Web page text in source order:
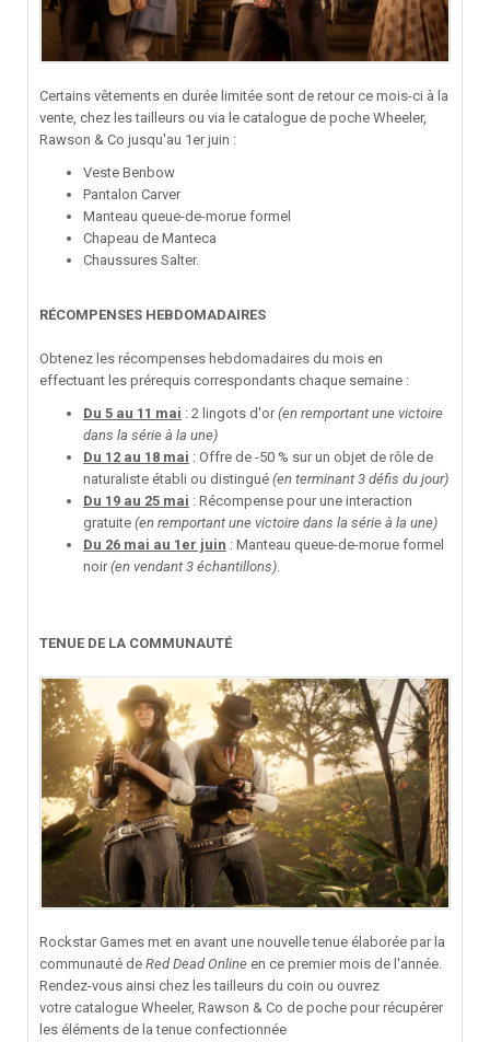
Certains vêtements en durée limitée sont de retour ce mois-ci à la
vente, chez les tailleurs ou via le catalogue de poche Wheeler,
Rawson & Co jusqu'au 1er juin :
Veste Benbow
Pantalon Carver
Manteau queue-de-morue formel
Chapeau de Manteca
Chaussures Salter.
RÉCOMPENSES HEBDOMADAIRES
Obtenez les récompenses hebdomadaires du mois en
effectuant les prérequis correspondants chaque semaine :
Du 5 au 11 mai : 2 lingots d'or(en remportant une victoire
dans la série à la une)
Du 12 au 18 mai : Offre de -50 % sur un objet de rôle de
naturaliste établi ou distingué (en terminant 3 défis du jour)
Du 19 au 25 mai : Récompense pour une interaction
gratuite (en remportant une victoire dans la série à la une)
Du 26 mai au 1er juin : Manteau queue-de-morue formel
noir(en vendant 3 échantillons).
TENUE DE LA COMMUNAUTÉ
Rockstar Games met en avant une nouvelle tenue élaborée par la
communauté de Red Dead Online en ce premier mois de l'année.
Rendez-vous ainsi chez les tailleurs du coin ou ouvrez
votre catalogue Wheeler, Rawson & Co de poche pour récupérer
les éléments de la tenue confectionnée